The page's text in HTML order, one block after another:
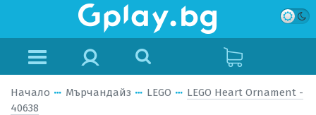
Начало Мърчандайз LEGO
LEGO Heart Ornament -
40638